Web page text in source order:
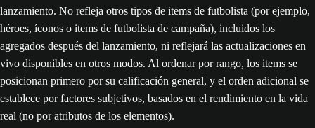
lanzamiento. No refleja otros tipos de items de futbolista (por ejemplo,
héroes, íconos o items de futbolista de campaña), incluidos los
agregados después del lanzamiento, ni reflejará las actualizaciones en
vivo disponibles en otros modos. Al ordenar por rango, los items se
posicionan primero por su calificación general, y el orden adicional se
establece por factores subjetivos, basados en el rendimiento en la vida
real (no por atributos de los elementos).